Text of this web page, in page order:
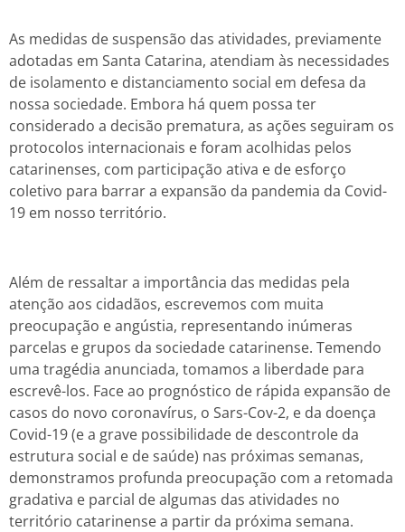
As medidas de suspensão das atividades, previamente
adotadas em Santa Catarina, atendiam às necessidades
de isolamento e distanciamento social em defesa da
nossa sociedade. Embora há quem possa ter
considerado a decisão prematura, as ações seguiram os
protocolos internacionais e foram acolhidas pelos
catarinenses, com participação ativa e de esforço
coletivo para barrar a expansão da pandemia da Covid-
19 em nosso território.
Além de ressaltar a importância das medidas pela
atenção aos cidadãos, escrevemos com muita
preocupação e angústia, representando inúmeras
parcelas e grupos da sociedade catarinense. Temendo
uma tragédia anunciada, tomamos a liberdade para
escrevê-los. Face ao prognóstico de rápida expansão de
casos do novo coronavírus, o Sars-Cov-2, e da doença
Covid-19 (e a grave possibilidade de descontrole da
estrutura social e de saúde) nas próximas semanas,
demonstramos profunda preocupação com a retomada
gradativa e parcial de algumas das atividades no
território catarinense a partir da próxima semana.